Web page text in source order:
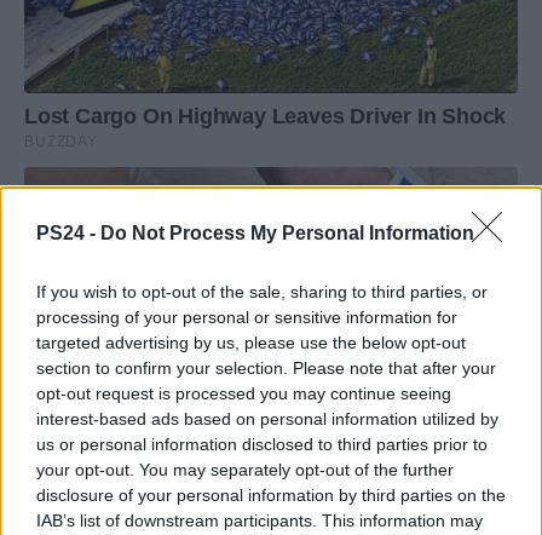
PS24 - Do Not Process My Personal Information
If you wish to opt-out of the sale, sharing to third parties, or
processing of your personal or sensitive information for
targeted advertising by us, please use the below opt-out
section to confirm your selection. Please note that after your
opt-out request is processed you may continue seeing
interest-based ads based on personal information utilized by
us or personal information disclosed to third parties prior to
your opt-out. You may separately opt-out of the further
disclosure of your personal information by third parties on the
IAB’s list of downstream participants. This information may